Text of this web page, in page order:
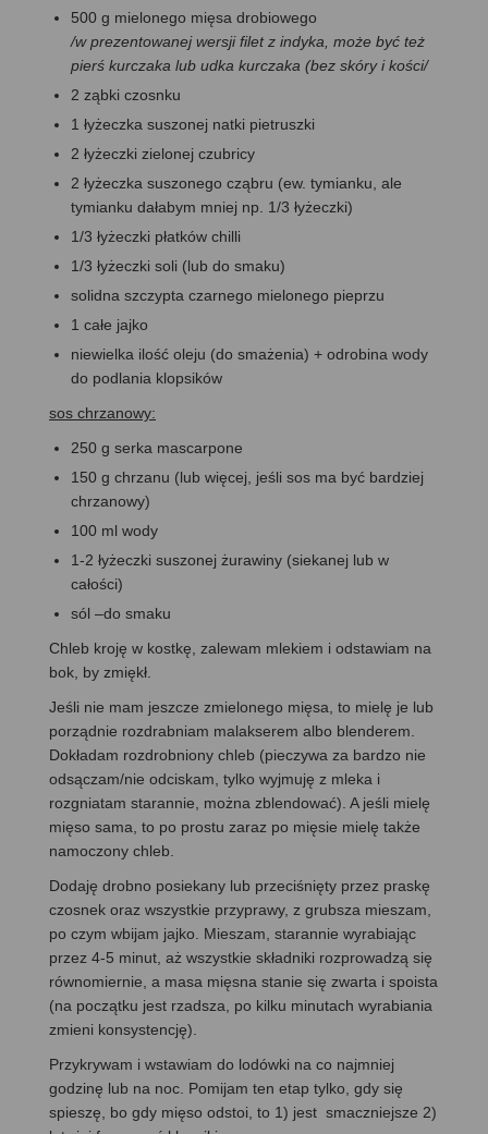
500 g mielonego mięsa drobiowego
/w prezentowanej wersji filet z indyka, może być też
pierś kurczaka lub udka kurczaka (bez skóry i kości/
2 ząbki czosnku
1 łyżeczka suszonej natki pietruszki
2 łyżeczki zielonej czubricy
2 łyżeczka suszonego cząbru (ew. tymianku, ale
tymianku dałabym mniej np. 1/3 łyżeczki)
1/3 łyżeczki płatków chilli
1/3 łyżeczki soli (lub do smaku)
solidna szczypta czarnego mielonego pieprzu
1 całe jajko
niewielka ilość oleju (do smażenia) + odrobina wody
do podlania klopsików
sos chrzanowy:
250 g serka mascarpone
150 g chrzanu (lub więcej, jeśli sos ma być bardziej
chrzanowy)
100 ml wody
1-2 łyżeczki suszonej żurawiny (siekanej lub w
całości)
sól –do smaku
Chleb kroję w kostkę, zalewam mlekiem i odstawiam na
bok, by zmiękł.
Jeśli nie mam jeszcze zmielonego mięsa, to mielę je lub
porządnie rozdrabniam malakserem albo blenderem.
Dokładam rozdrobniony chleb (pieczywa za bardzo nie
odsączam/nie odciskam, tylko wyjmuję z mleka i
rozgniatam starannie, można zblendować). A jeśli mielę
mięso sama, to po prostu zaraz po mięsie mielę także
namoczony chleb.
Dodaję drobno posiekany lub przeciśnięty przez praskę
czosnek oraz wszystkie przyprawy, z grubsza mieszam,
po czym wbijam jajko. Mieszam, starannie wyrabiając
przez 4-5 minut, aż wszystkie składniki rozprowadzą się
równomiernie, a masa mięsna stanie się zwarta i spoista
(na początku jest rzadsza, po kilku minutach wyrabiania
zmieni konsystencję).
Przykrywam i wstawiam do lodówki na co najmniej
godzinę lub na noc. Pomijam ten etap tylko, gdy się
spieszę, bo gdy mięso odstoi, to 1) jest smaczniejsze 2)